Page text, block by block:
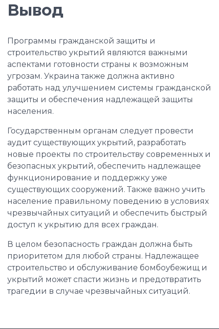
Вывод
Программы гражданской защиты и
строительство укрытий являются важными
аспектами готовности страны к возможным
угрозам. Украина также должна активно
работать над улучшением системы гражданской
защиты и обеспечения надлежащей защиты
населения.
Государственным органам следует провести
аудит существующих укрытий, разработать
новые проекты по строительству современных и
безопасных укрытий, обеспечить надлежащее
функционирование и поддержку уже
существующих сооружений. Также важно учить
население правильному поведению в условиях
чрезвычайных ситуаций и обеспечить быстрый
доступ к укрытию для всех граждан.
В целом безопасность граждан должна быть
приоритетом для любой страны. Надлежащее
строительство и обслуживание бомбоубежищ и
укрытий может спасти жизнь и предотвратить
трагедии в случае чрезвычайных ситуаций.